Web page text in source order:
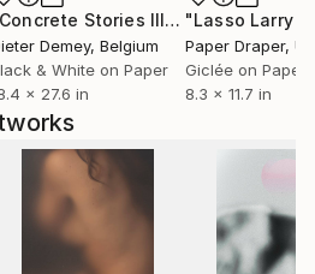
Photograph
"Concrete Stories III"Photograph
Demey, Belgium
& White on Paper
x 27.6 in
Paper Draper,
Giclée on Paper
8.3 x 11.7 in